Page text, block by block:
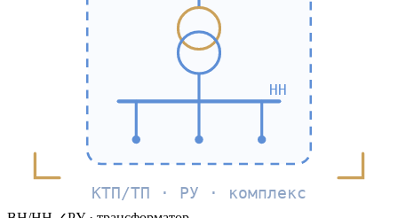
НН
КТП/ТП · РУ · комплекс